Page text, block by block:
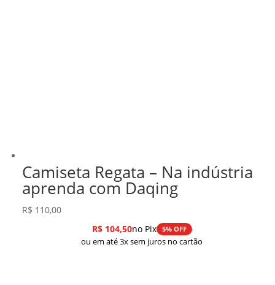
Camiseta Regata – Na indústria
aprenda com Daqing
R$ 110,00
R$104,50no Pix 5% OFF
ou em até 3x sem juros no cartão